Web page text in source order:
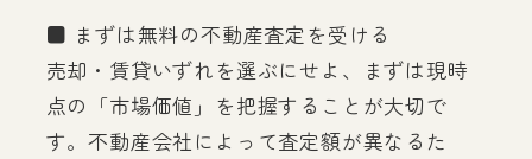
■ まずは無料の不動産査定を受ける
売却・賃貸いずれを選ぶにせよ、まずは現時
点の「市場価値」を把握することが大切で
す。不動産会社によって査定額が異なるた